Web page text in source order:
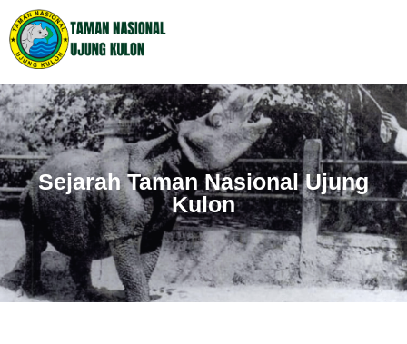
Sejarah Taman Nasional Ujung
Kulon